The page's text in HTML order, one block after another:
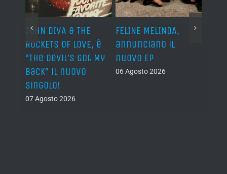
JOHN DIVA & THE
ROCKETS OF LOVE, è
“The Devil’s Got My
Back” il nuovo
singolo!
07 Agosto 2026
FELINE MELINDA,
annunciano il
nuovo EP
06 Agosto 2026